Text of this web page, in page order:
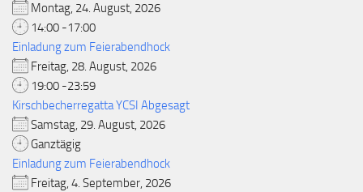
Montag, 24. August, 2026
14:00 -17:00
Einladung zum Feierabendhock
Freitag, 28. August, 2026
19:00 -23:59
Kirschbecherregatta YCSI Abgesagt
Samstag, 29. August, 2026
Ganztägig
Einladung zum Feierabendhock
Freitag, 4. September, 2026